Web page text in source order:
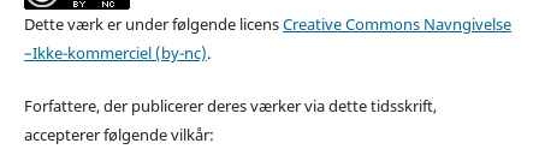
Dette værk er under følgende licensCreative Commons Navngivelse
–Ikke-kommerciel (by-nc).
Forfattere, der publicerer deres værker via dette tidsskrift,
accepterer følgende vilkår: